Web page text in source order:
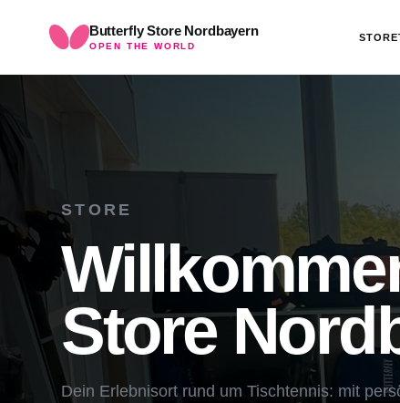
Butterfly Store Nordbayern
OPEN THE WORLD
STORE
STORE
Store
Dein Erlebnisort rund um Tischtennis: mit